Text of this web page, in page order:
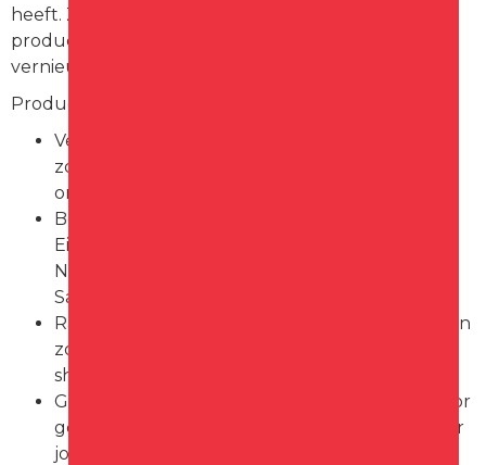
heeft. Ze bieden een uitgebreid assortiment aan
producten en diensten om je interieur te
vernieuwen en te verfraaien.
Producten en Diensten:
Verf: Een breed scala aan verfsoorten voor
zowel binnen als buiten, met de mogelijkheid
om kleuren op maat te mengen.
Behang: Diverse collecties van merken zoals
Eijffinger, Voca BN, Onszelf, Designers Guild,
Nina Campbell, Christian Lacroix, Sandberg,
Sanderson, Harlequin, Hookedonwalls en Arte.
Raamdecoratie: Op maat gemaakte oplossingen
zoals rolgordijnen, jaloezieën, vouwgordijnen,
shutters en plisségordijnen.
Gordijnen: Een uitgebreide selectie stoffen voor
gordijnen, met advies over de juiste keuze voor
jouw interieur.